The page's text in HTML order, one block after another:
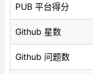
PUB 平台得分
Github 星数
Github 问题数